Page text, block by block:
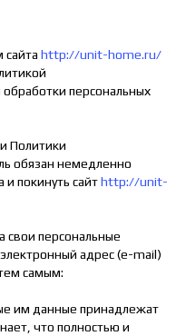
сайта http://unit-home.ru/
персональных
Политики
обязан немедленно
и покинуть сайтhttp://unit-
свои персональные
адрес (e-mail)
самым:
им данные принадлежат
что полностью и